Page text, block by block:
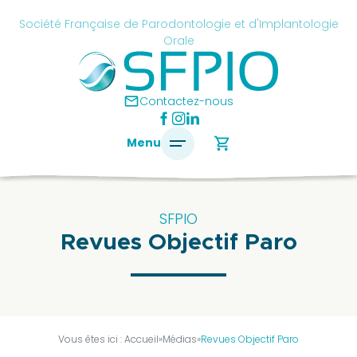
mailContactez-nous
Société Française de Parodontologie et d'Implantologie
Orale
Menu shopping_cart
SFPIO
Revues Objectif Paro
Vous êtes ici :Accueil»Médias»Revues Objectif Paro
président